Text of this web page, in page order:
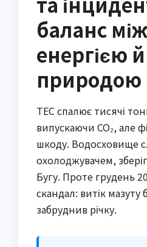
баланс між
енергією й
природою
ТЕС спалює тисячі
випускаючи CO₂, але
шкоду. Водосховище
охолоджувачем,
Бугу. Проте грудень
скандал: витік мазуту
забруднив річку.